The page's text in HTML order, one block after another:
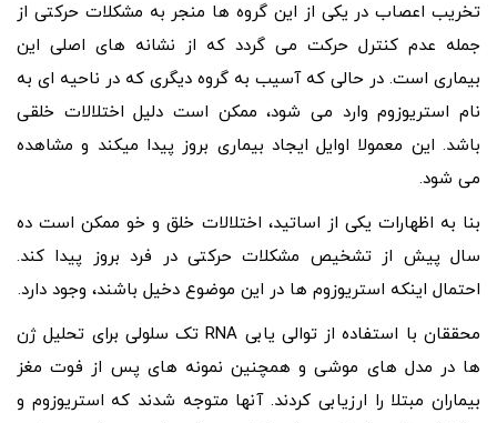
تخریب اعصاب در یکی از این گروه ها منجر به مشکلات حرکتی از
جمله عدم کنترل حرکت می گردد که از نشانه های اصلی این
بیماری است. در حالی که آسیب به گروه دیگری که در ناحیه ای به
نام استریوزوم وارد می شود، ممکن است دلیل اختلالات خلقی
باشد. این معمولا اوایل ایجاد بیماری بروز پیدا میکند و مشاهده
می شود.
بنا به اظهارات یکی از اساتید، اختلالات خلق و خو ممکن است ده
سال پیش از تشخیص مشکلات حرکتی در فرد بروز پیدا کند.
احتمال اینکه استریوزوم ها در این موضوع دخیل باشند، وجود دارد.
محققان با استفاده از توالی یابی RNA تک سلولی برای تحلیل ژن
ها در مدل های موشی و همچنین نمونه های پس از فوت مغز
بیماران مبتلا را ارزیابی کردند. آنها متوجه شدند که استریوزوم و